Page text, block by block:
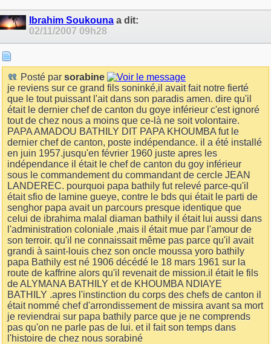
Ibrahim Soukouna a dit:
02/11/2007 09h28
Posté par sorabine
je reviens sur ce grand fils soninké,il avait fait notre fierté
que le tout puissant l'ait dans son paradis amen. dire qu'il
était le dernier chef de canton du goye inférieur c'est ignoré
tout de chez nous a moins que ce-là ne soit volontaire.
PAPA AMADOU BATHILY DIT PAPA KHOUMBA fut le
dernier chef de canton, poste indépendance. il a été installé
en juin 1957.jusqu'en février 1960 juste apres les
indépendance il était le chef de canton du goy inférieur
sous le commandement du commandant de cercle JEAN
LANDEREC. pourquoi papa bathily fut relevé parce-qu'il
était sfio de lamine gueye, contre le bds qui était le parti de
senghor papa avait un parcours presque identique que
celui de ibrahima malal diaman bathily il était lui aussi dans
l'administration coloniale ,mais il était mue par l'amour de
son terroir. qu'il ne connaissait même pas parce qu'il avait
grandi à saint-louis chez son oncle moussa yoro bathily
papa Bathily est né 1906 décédé le 18 mars 1961 sur la
route de kaffrine alors qu'il revenait de mission.il était le fils
de ALYMANA BATHILY et de KHOUMBA NDIAYE
BATHILY .apres l'instinction du corps des chefs de canton il
était nommé chef d'arrondissement de missira avant sa mort
je reviendrai sur papa bathily parce que je ne comprends
pas qu'on ne parle pas de lui. et il fait son temps dans
l'histoire de chez nous sorabiné